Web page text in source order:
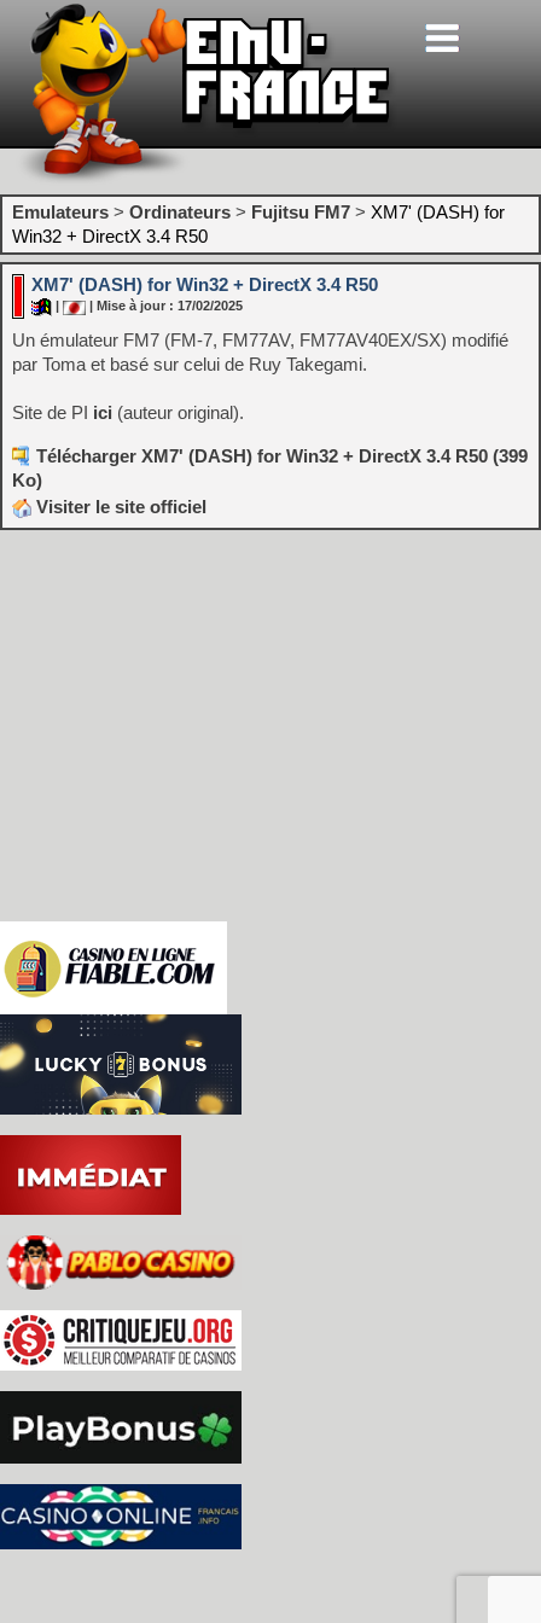
Emulateurs > Ordinateurs > Fujitsu FM7 > XM7' (DASH) for
Win32 + DirectX 3.4 R50
XM7' (DASH) for Win32 + DirectX 3.4 R50
| Mise à jour : 17/02/2025
Un émulateur FM7 (FM-7, FM77AV, FM77AV40EX/SX) modifié
par Toma et basé sur celui de Ruy Takegami.
Site de PI ici (auteur original).
Télécharger XM7' (DASH) for Win32 + DirectX 3.4 R50 (399
Ko)
Visiter le site officiel